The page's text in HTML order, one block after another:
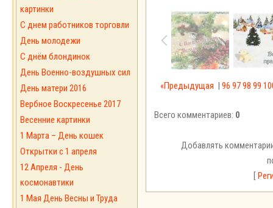
картинки
С днем работников торговли
День молодежи
С днём блондинок
День Военно-воздушных сил
День матери 2016
Вербное Воскресенье 2017
Весенние картинки
1 Марта – День кошек
Открытки с 1 апреля
12 Апреля - День
космонавтики
1 Мая День Весны и Труда
«Предыдущая 96 9798 99
Всего комментариев: 0
Добавлять